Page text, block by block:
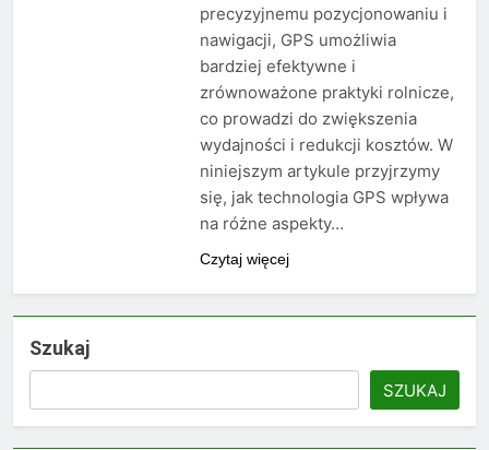
precyzyjnemu pozycjonowaniu i
nawigacji, GPS umożliwia
bardziej efektywne i
zrównoważone praktyki rolnicze,
co prowadzi do zwiększenia
wydajności i redukcji kosztów. W
niniejszym artykule przyjrzymy
się, jak technologia GPS wpływa
na różne aspekty…
Czytaj więcej
Szukaj
SZUKAJ